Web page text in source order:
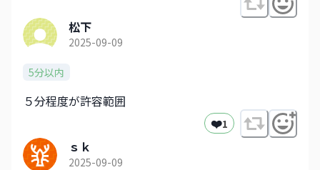
松下
2025-09-09
5分以内
５分程度が許容範囲
❤️1
ｓｋ
2025-09-09